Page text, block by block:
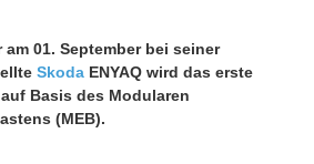
01. September bei seiner
Skoda ENYAQ wird das erste
Basis des Modularen
(MEB).